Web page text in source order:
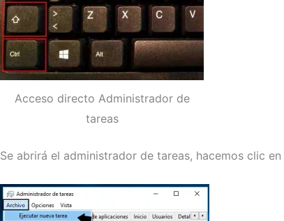
Acceso directo Administrador de
tareas
Se abrirá el administrador de tareas, hacemos clic en